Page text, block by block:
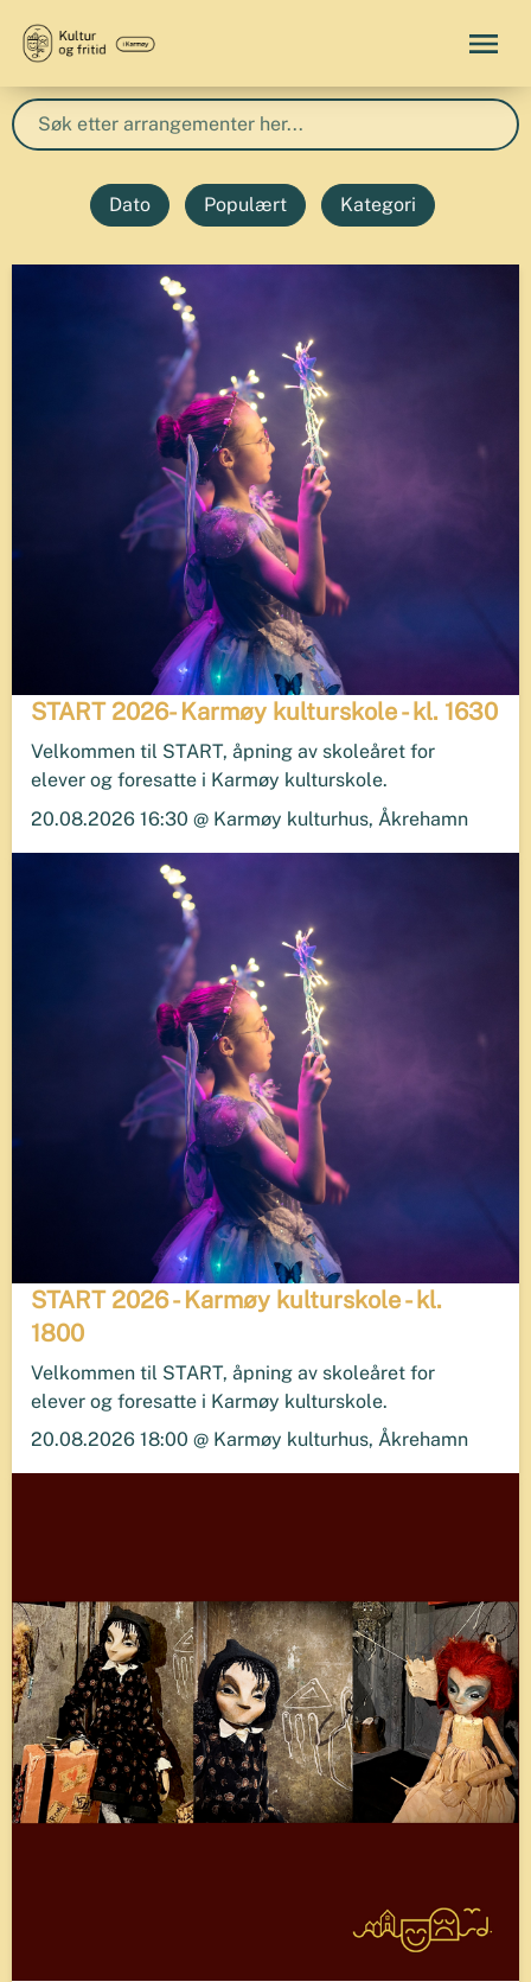
Dato Populært Kategori
START 2026- Karmøy kulturskole - kl. 1630
Velkommen til START, åpning av skoleåret for
elever og foresatte i Karmøy kulturskole.
20.08.2026 16:30 @ Karmøy kulturhus, Åkrehamn
START 2026 - Karmøy kulturskole - kl.
1800
Velkommen til START, åpning av skoleåret for
elever og foresatte i Karmøy kulturskole.
20.08.2026 18:00 @ Karmøy kulturhus, Åkrehamn